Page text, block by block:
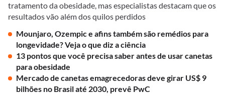
tratamento da obesidade, mas especialistas destacam que os
resultados vão além dos quilos perdidos
Mounjaro, Ozempic e afins também são remédios para
longevidade? Veja o que diz a ciência
13 pontos que você precisa saber antes de usar canetas
para obesidade
Mercado de canetas emagrecedoras deve girar US$ 9
bilhões no Brasil até 2030, prevê PwC